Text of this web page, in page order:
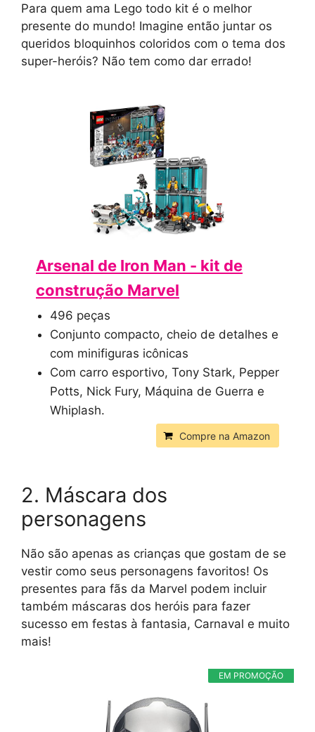
Para quem ama Lego todo kit é o melhor
presente do mundo! Imagine então juntar os
queridos bloquinhos coloridos com o tema dos
super-heróis? Não tem como dar errado!
Arsenal de Iron Man - kit de
construção Marvel
496 peças
Conjunto compacto, cheio de detalhes e
com minifiguras icônicas
Com carro esportivo, Tony Stark, Pepper
Potts, Nick Fury, Máquina de Guerra e
Whiplash.
Compre na Amazon
2. Máscara dos
personagens
Não são apenas as crianças que gostam de se
vestir como seus personagens favoritos! Os
presentes para fãs da Marvel podem incluir
também máscaras dos heróis para fazer
sucesso em festas à fantasia, Carnaval e muito
mais!
EM PROMOÇÃO